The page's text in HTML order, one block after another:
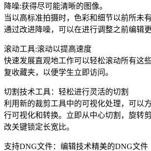
降噪:获得尽可能清晰的图像。
当以高标准拍摄时，色彩和细节以前所未
通过改进降噪，可以在进行调整之前编辑
滚动工具:滚动以提高速度
快速发展直观地工作可以轻松滚动所有这
复收藏夹，以便学生立即访问。
切割技术工具：轻松进行灵活的切割
利用新的裁剪工具中的可视化处理，可以
行可视化和转换。立即从中心切割，旋转
改关键锁定长宽比。
支持DNG文件：编辑技术精美的DNG文件